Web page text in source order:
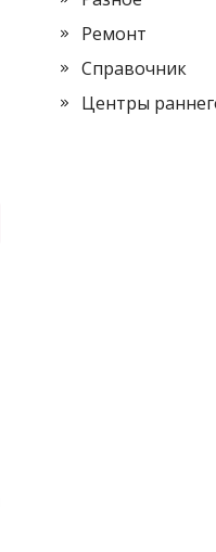
Ремонт
Справочник
Центры